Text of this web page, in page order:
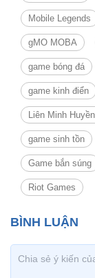
Mobile Legends
gMO MOBA
game bóng đá
game kinh điển
Liên Minh
game sinh tồn
Game bắn súng
Riot Games